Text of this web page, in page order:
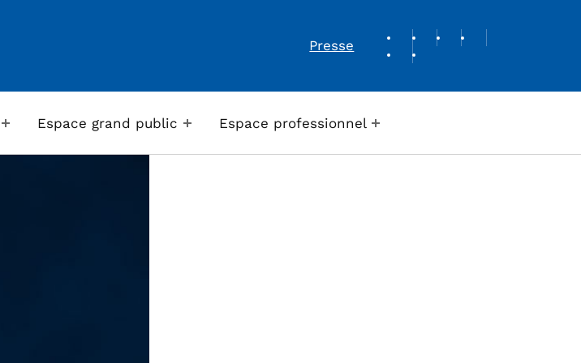
Presse
REVUE DE PRESSE
Espace grand public Espace professionnel